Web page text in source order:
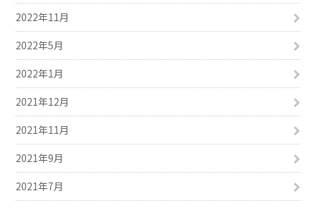
2022年11月
2022年5月
2022年1月
2021年12月
2021年11月
2021年9月
2021年7月